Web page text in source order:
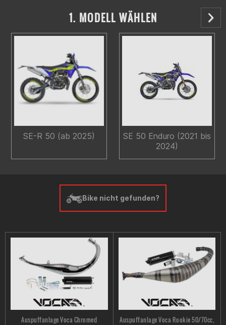
1. MODELL WÄHLEN
SE-R 50 (ab 2025)
SE 50 Enduro (2021 bis
2024)
Bike nicht gefunden?
Auspuffanlage Voca Chromed
Auspuffanlage Voca Rookie 50/70cc,